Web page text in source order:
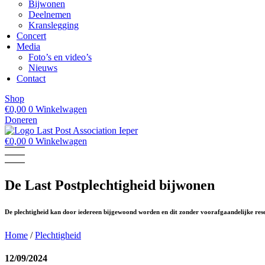
Bijwonen
Deelnemen
Kranslegging
Concert
Media
Foto’s en video’s
Nieuws
Contact
Shop
€0,00 0 Winkelwagen
Doneren
€0,00 0 Winkelwagen
De Last Postplechtigheid bijwonen
De plechtigheid kan door iedereen bijgewoond worden en dit zonder voorafgaandelijke
Home /Plechtigheid
12/09/2024